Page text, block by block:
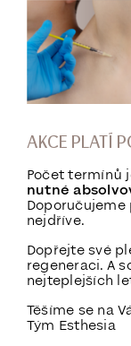
AKCE PLATÍ
Počet termínů
nutné
nejdříve.
Dopřejte své
regeneraci. A
nejteplejších
Těšíme se na
Tým Esthesia